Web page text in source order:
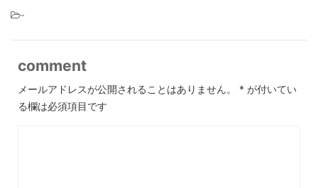
-
comment
メールアドレスが公開されることはありません。 * が付いてい
る欄は必須項目です